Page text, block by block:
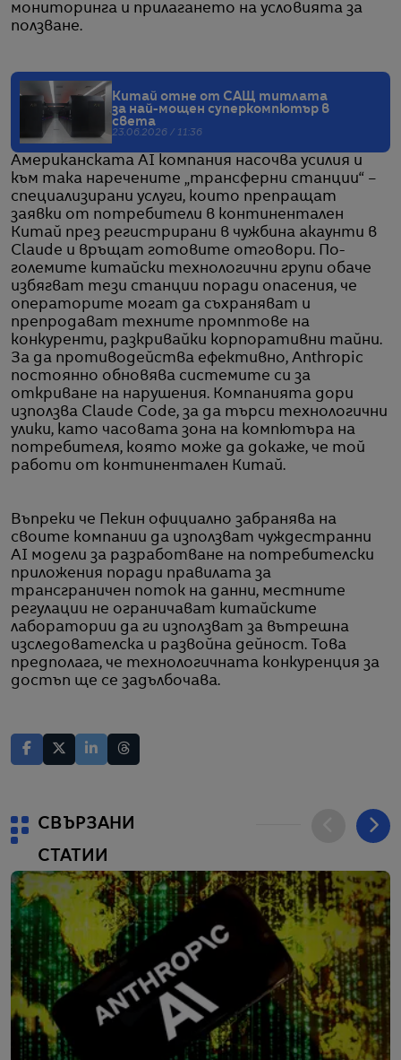
мониторинга и прилагането на условията за
ползване.
Китай отне от САЩ титлата
за най-мощен суперкомпютър в
света
23.06.2026 / 11:36
Американската AI компания насочва усилия и
към така наречените „трансферни станции“ –
специализирани услуги, които препращат
заявки от потребители в континентален
Китай през регистрирани в чужбина акаунти в
Claude и връщат готовите отговори. По-
големите китайски технологични групи обаче
избягват тези станции поради опасения, че
операторите могат да съхраняват и
препродават техните промптове на
конкуренти, разкривайки корпоративни тайни.
За да противодейства ефективно, Anthropic
постоянно обновява системите си за
откриване на нарушения. Компанията дори
използва Claude Code, за да търси технологични
улики, като часовата зона на компютъра на
потребителя, която може да докаже, че той
работи от континентален Китай.
Въпреки че Пекин официално забранява на
своите компании да използват чуждестранни
AI модели за разработване на потребителски
приложения поради правилата за
трансграничен поток на данни, местните
регулации не ограничават китайските
лаборатории да ги използват за вътрешна
изследователска и развойна дейност. Това
предполага, че технологичната конкуренция за
достъп ще се задълбочава.
СВЪРЗАНИ
СТАТИИ